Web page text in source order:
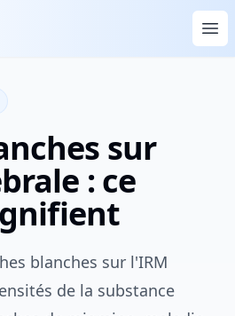
sur
: ce
blanches sur l'IRM
de la substance